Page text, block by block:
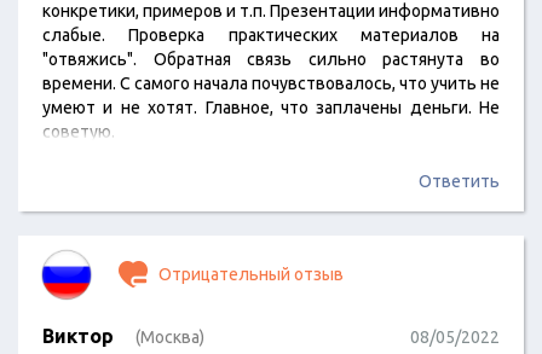
конкретики, примеров и т.п. Презентации информативно
слабые. Проверка практических материалов на
"отвяжись". Обратная связь сильно растянута во
времени. С самого начала почувствовалось, что учить не
умеют и не хотят. Главное, что заплачены деньги. Не
советую.
Ответить
Отрицательный отзыв
Виктор (Москва) 08/05/2022